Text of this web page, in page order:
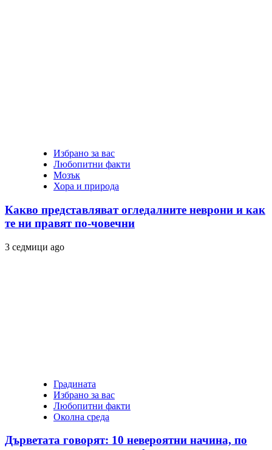
Избрано за вас
Любопитни факти
Мозък
Хора и природа
Какво представляват огледалните неврони и как
те ни правят по-човечни
3 седмици ago
Градината
Избрано за вас
Любопитни факти
Околна среда
Дърветата говорят: 10 невероятни начина, по